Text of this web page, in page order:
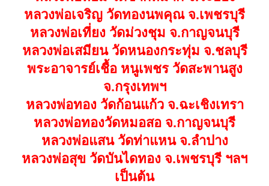
หลวงพ่อเจริญ วัดทองนพคุณ จ.เพชรบุรี
หลวงพ่อเที่ยง วัดม่วงชุม จ.กาญจนบุรี
หลวงพ่อเสมียน วัดหนองกระทุ่ม จ.ชลบุรี
พระอาจารย์เชื้อ หนูเพชร วัดสะพานสูง
จ.กรุงเทพฯ
หลวงพ่อทอง วัดก้อนแก้ว จ.ฉะเชิงเทรา
หลวงพ่อทองวัดหมอสอ จ.กาญจนบุรี
หลวงพ่อแสน วัดท่าแหน จ.ลำปาง
หลวงพ่อสุข วัดบันไดทอง จ.เพชรบุรี ฯลฯ
เป็นต้น